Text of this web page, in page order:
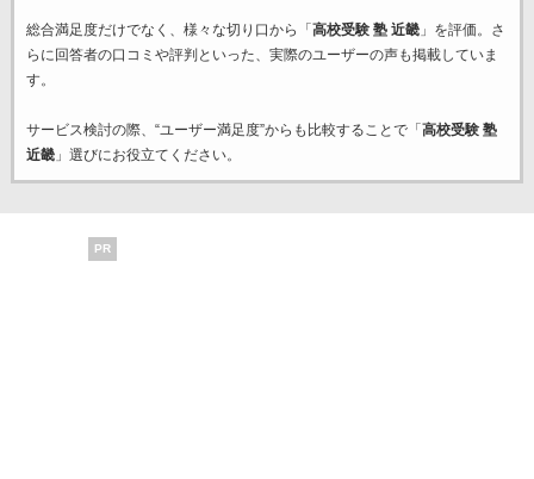
総合満足度だけでなく、様々な切り口から「 高校受験 塾 近畿」を評価。さ
らに回答者の口コミや評判といった、実際のユーザーの声も掲載していま
す。
サービス検討の際、“ユーザー満足度”からも比較することで「 高校受験 塾
近畿」選びにお役立てください。
PR